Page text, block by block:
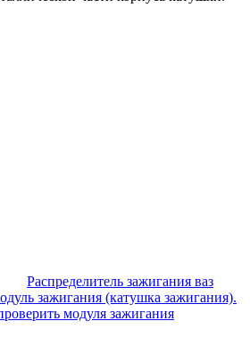
Распределитель зажигания ваз
зажигания (катушка зажигания).
модуля зажигания